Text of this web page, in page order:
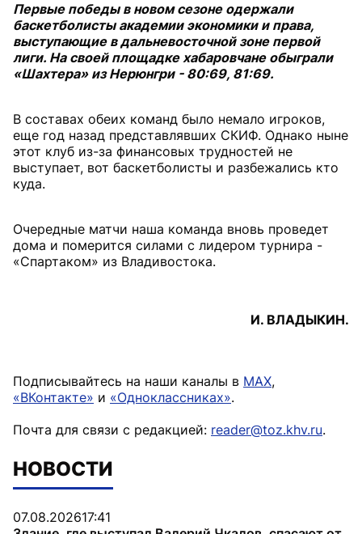
Первые победы в новом сезоне одержали
баскетболисты академии экономики и права,
выступающие в дальневосточной зоне первой
лиги. На своей площадке хабаровчане обыграли
«Шахтера» из Нерюнгри - 80:69, 81:69.
В составах обеих команд было немало игроков,
еще год назад представлявших СКИФ. Однако ныне
этот клуб из-за финансовых трудностей не
выступает, вот баскетболисты и разбежались кто
куда.
Очередные матчи наша команда вновь проведет
дома и померится силами с лидером турнира -
«Спартаком» из Владивостока.
И. ВЛАДЫКИН.
Подписывайтесь на наши каналы в MAX,
«ВКонтакте» и «Одноклассниках».
Почта для связи с редакцией: reader@toz.khv.ru.
НОВОСТИ
07.08.202617:41